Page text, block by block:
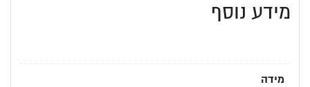
מידע נוסף
מידה